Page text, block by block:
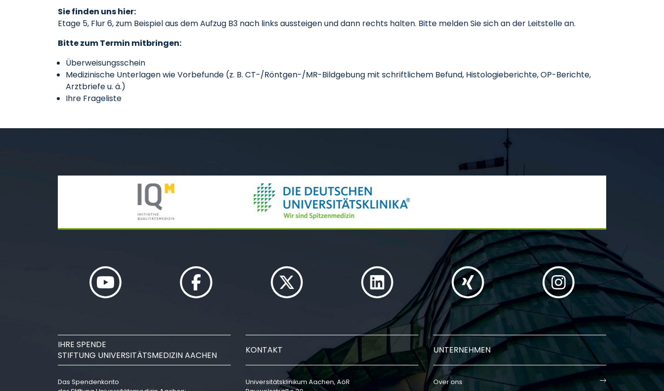
Sie finden uns hier:
Etage 5, Flur 6, zum Beispiel aus dem Aufzug B3 nach links aussteigen und dann rechts halten. Bitte melden Sie sich an der Leitstelle an.
Bitte zum Termin mitbringen:
Überweisungsschein
Medizinische Unterlagen wie Vorbefunde (z. B. CT-/Röntgen-/MR-Bildgebung mit schriftlichem Befund, Histologieberichte, OP-Berichte,
Arztbriefe u. ä.)
Ihre Frageliste
IHRE SPENDE
STIFTUNG UNIVERSITÄTSMEDIZIN AACHEN
Das Spendenkonto
KONTAKT
Universitätsklinikum Aachen, AöR
UNTERNEHMEN
Over ons